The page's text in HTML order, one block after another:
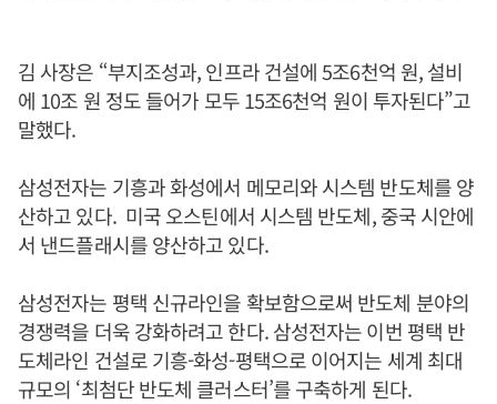
김 사장은 “부지조성과, 인프라 건설에 5조6천억 원, 설비
에 10조 원 정도 들어가 모두 15조6천억 원이 투자된다”고
말했다.
삼성전자는 기흥과 화성에서 메모리와 시스템 반도체를 양
산하고 있다. 미국 오스틴에서 시스템 반도체, 중국 시안에
서 낸드플래시를 양산하고 있다.
삼성전자는 평택 신규라인을 확보함으로써 반도체 분야의
경쟁력을 더욱 강화하려고 한다. 삼성전자는 이번 평택 반
도체라인 건설로 기흥-화성-평택으로 이어지는 세계 최대
규모의 ‘최첨단 반도체 클러스터’를 구축하게 된다.